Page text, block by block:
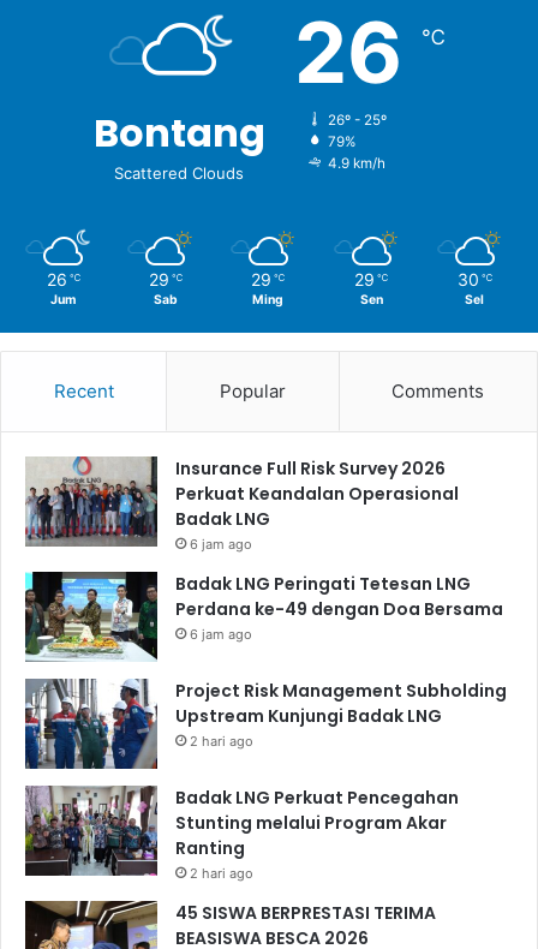
Bontang
Scattered Clouds
26 ℃
26º - 25º
79%
4.9 km/h
26 ℃
Jum
29 ℃
Sab
29 ℃
Ming
29 ℃
Sen
30 ℃
Sel
Recent Popular Comments
Insurance Full Risk Survey 2026
Perkuat Keandalan Operasional
Badak LNG
6 jam ago
Badak LNG Peringati Tetesan LNG
Perdana ke-49 dengan Doa Bersama
6 jam ago
Project Risk Management Subholding
Upstream Kunjungi Badak LNG
2 hari ago
Badak LNG Perkuat Pencegahan
Stunting melalui Program Akar
Ranting
2 hari ago
45 SISWA BERPRESTASI TERIMA
BEASISWA BESCA 2026